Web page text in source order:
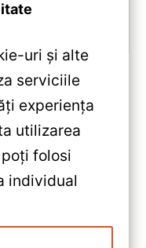
CC3 Opel
9″
Insignia
6+128GB
uri și alte
serviciile
experiența
utilizarea
folosi
individual